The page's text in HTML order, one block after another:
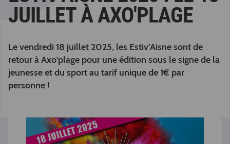
JUILLET À AXO'PLAGE
Le vendredi 18 juillet 2025, les Estiv’Aisne sont de
retour à Axo'plage pour une édition sous le signe de la
jeunesse et du sport au tarif unique de 1€ par
personne !